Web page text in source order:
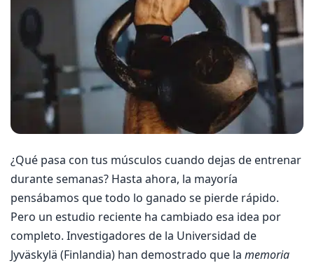
¿Qué pasa con tus músculos cuando dejas de entrenar
durante semanas? Hasta ahora, la mayoría
pensábamos que todo lo ganado se pierde rápido.
Pero un estudio reciente ha cambiado esa idea por
completo. Investigadores de la Universidad de
Jyväskylä (Finlandia) han demostrado que la memoria